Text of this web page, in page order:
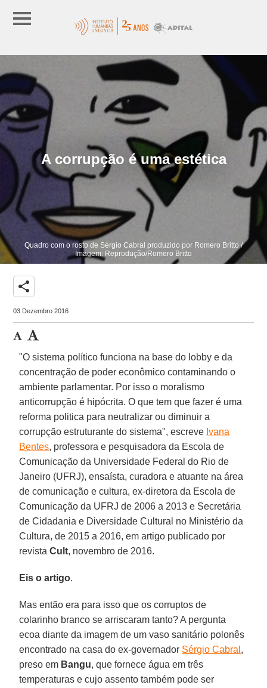
A corrupção é uma estética
Quadro com o rosto de Sérgio Cabral produzido por Romero Britto /
Imagem: Reprodução/Romero Britto
share
03 Dezembro 2016
"O sistema político funciona na base do lobby e da
concentração de poder econômico contaminando o
ambiente parlamentar. Por isso o moralismo
anticorrupção é hipócrita. O que tem que fazer é uma
reforma politica para neutralizar ou diminuir a
corrupção estruturante do sistema", escreve Ivana
Bentes, professora e pesquisadora da Escola de
Comunicação da Universidade Federal do Rio de
Janeiro (UFRJ), ensaísta, curadora e atuante na área
de comunicação e cultura, ex-diretora da Escola de
Comunicação da UFRJ de 2006 a 2013 e Secretária
de Cidadania e Diversidade Cultural no Ministério da
Cultura, de 2015 a 2016, em artigo publicado por
revistaCult, novembro de 2016.
Eis o artigo.
Mas então era para isso que os corruptos de
colarinho branco se arriscaram tanto? A pergunta
ecoa diante da imagem de um vaso sanitário polonês
encontrado na casa do ex-governador Sérgio Cabral ,
preso em Bangu, que fornece água em três
temperaturas e cujo assento também pode ser